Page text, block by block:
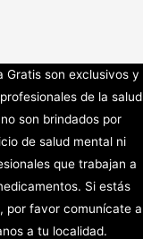
Gratis son exclusivos y
de la salud
son brindados por
de salud mental ni
que trabajan a
Si estás
por favor comunícate a
a tu localidad.